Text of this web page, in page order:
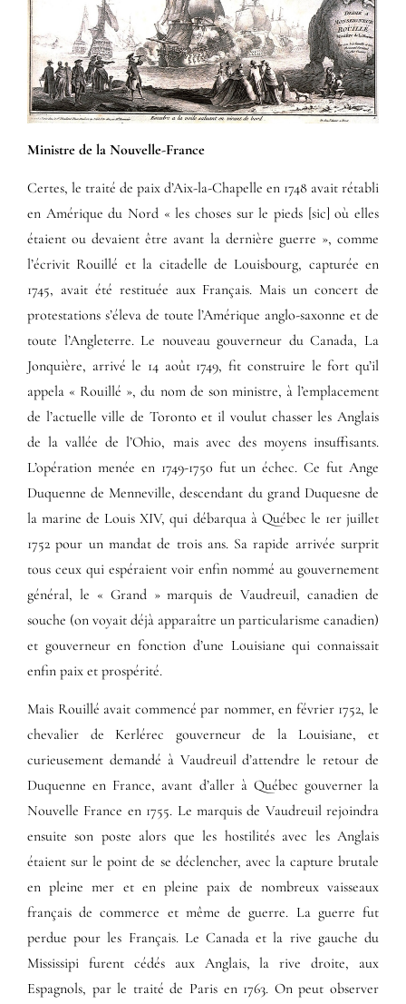
Ministre de la Nouvelle-France
Certes, le traité de paix d’Aix-la-Chapelle en 1748 avait rétabli
en Amérique du Nord « les choses sur le pieds [sic] où elles
étaient ou devaient être avant la dernière guerre », comme
l’écrivit Rouillé et la citadelle de Louisbourg, capturée en
1745, avait été restituée aux Français. Mais un concert de
protestations s’éleva de toute l’Amérique anglo-saxonne et de
toute l’Angleterre. Le nouveau gouverneur du Canada, La
Jonquière, arrivé le 14 août 1749, fit construire le fort qu’il
appela « Rouillé », du nom de son ministre, à l’emplacement
de l’actuelle ville de Toronto et il voulut chasser les Anglais
de la vallée de l’Ohio, mais avec des moyens insuffisants.
L’opération menée en 1749-1750 fut un échec. Ce fut Ange
Duquenne de Menneville, descendant du grand Duquesne de
la marine de Louis XIV, qui débarqua à Québec le 1er juillet
1752 pour un mandat de trois ans. Sa rapide arrivée surprit
tous ceux qui espéraient voir enfin nommé au gouvernement
général, le « Grand » marquis de Vaudreuil, canadien de
souche (on voyait déjà apparaître un particularisme canadien)
et gouverneur en fonction d’une Louisiane qui connaissait
enfin paix et prospérité.
Mais Rouillé avait commencé par nommer, en février 1752, le
chevalier de Kerlérec gouverneur de la Louisiane, et
curieusement demandé à Vaudreuil d’attendre le retour de
Duquenne en France, avant d’aller à Québec gouverner la
Nouvelle France en 1755. Le marquis de Vaudreuil rejoindra
ensuite son poste alors que les hostilités avec les Anglais
étaient sur le point de se déclencher, avec la capture brutale
en pleine mer et en pleine paix de nombreux vaisseaux
français de commerce et même de guerre. La guerre fut
perdue pour les Français. Le Canada et la rive gauche du
Mississipi furent cédés aux Anglais, la rive droite, aux
Espagnols, par le traité de Paris en 1763. On peut observer